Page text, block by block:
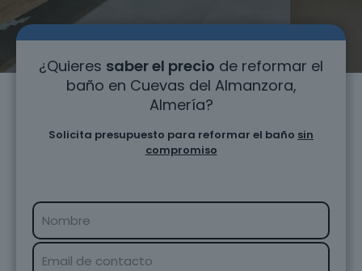
¿Quieres saber el precio de reformar el
baño en Cuevas del Almanzora,
Almería?
Solicita presupuesto para reformar el baño sin
compromiso